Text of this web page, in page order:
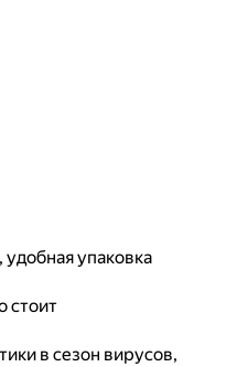
упаковка
стоит
в сезон вирусов,